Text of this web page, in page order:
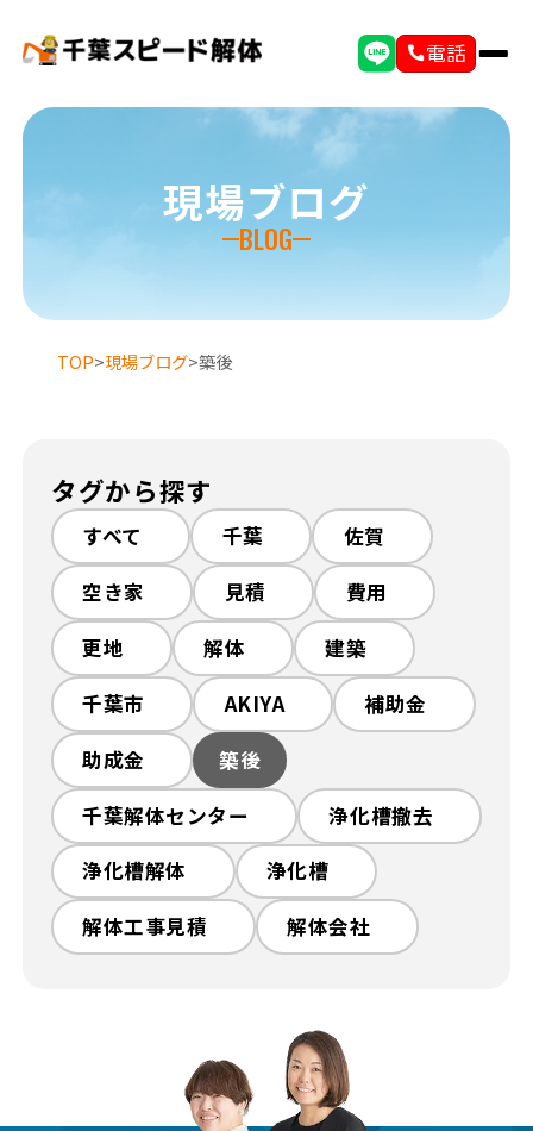
電話
解体工事の流れ 解体工事メニュー
会社概要 スタッフ紹介
施工事例 相談会/イベント
現場ブログ
補助金情報 空き家対策
現場ブログ
BLOG
TOP>現場ブログ>築後
タグから探す
すべて 千葉
佐賀
空き家
見積
費用
更地
解体
建築
千葉市
AKIYA
補助金
助成金
築後
千葉解体センター
浄化槽撤去
浄化槽解体
浄化槽
解体工事見積
解体会社